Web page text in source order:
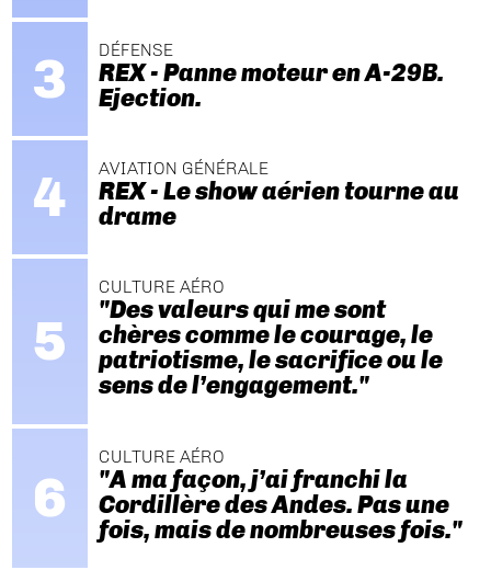
DÉFENSE
REX - Panne moteur en A-29B.
Ejection.
AVIATION GÉNÉRALE
REX - Le show aérien tourne au
drame
CULTURE AÉRO
"Des valeurs qui me sont
chères comme le courage, le
patriotisme, le sacrifice ou le
sens de l’engagement."
CULTURE AÉRO
"A ma façon, j’ai franchi la
Cordillère des Andes. Pas une
fois, mais de nombreuses fois."